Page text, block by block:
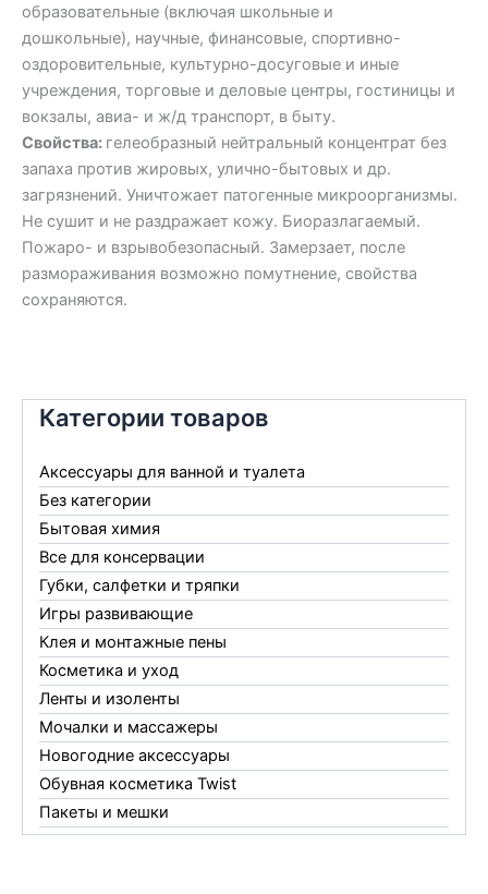
Категории товаров
Аксессуары для ванной и туалета
Без категории
Бытовая химия
Все для консервации
Губки, салфетки и тряпки
Игры развивающие
Клея и монтажные пены
Косметика и уход
Ленты и изоленты
Мочалки и массажеры
Новогодние аксессуары
Обувная косметика Twist
Пакеты и мешки
Перчатки
образовательные (включая школьные и
дошкольные), научные, финансовые, спортивно-
оздоровительные, культурно-досуговые и иные
учреждения, торговые и деловые центры, гостиницы и
вокзалы, авиа- и ж/д транспорт, в быту.
Свойства: гелеобразный нейтральный концентрат без
запаха против жировых, улично-бытовых и др.
загрязнений. Уничтожает патогенные микроорганизмы.
Не сушит и не раздражает кожу. Биоразлагаемый.
Пожаро- и взрывобезопасный. Замерзает, после
размораживания возможно помутнение, свойства
сохраняются.